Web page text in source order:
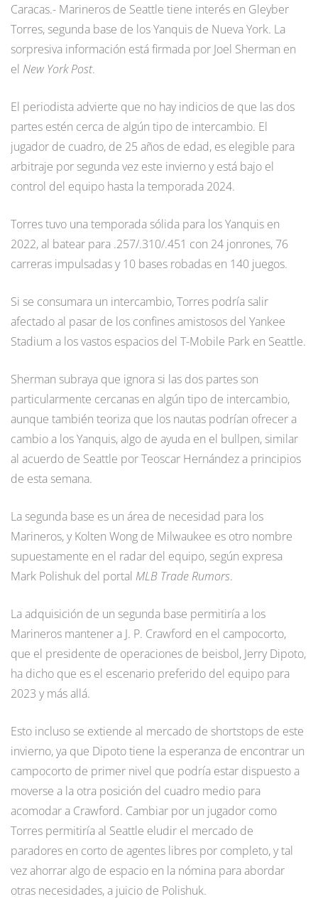
Caracas.- Marineros de Seattle tiene interés en Gleyber
Torres, segunda base de los Yanquis de Nueva York. La
sorpresiva información está firmada por Joel Sherman en
el New York Post.
El periodista advierte que no hay indicios de que las dos
partes estén cerca de algún tipo de intercambio. El
jugador de cuadro, de 25 años de edad, es elegible para
arbitraje por segunda vez este invierno y está bajo el
control del equipo hasta la temporada 2024.
Torres tuvo una temporada sólida para los Yanquis en
2022, al batear para .257/.310/.451 con 24 jonrones, 76
carreras impulsadas y 10 bases robadas en 140 juegos.
Si se consumara un intercambio, Torres podría salir
afectado al pasar de los confines amistosos del Yankee
Stadium a los vastos espacios del T-Mobile Park en Seattle.
Sherman subraya que ignora si las dos partes son
particularmente cercanas en algún tipo de intercambio,
aunque también teoriza que los nautas podrían ofrecer a
cambio a los Yanquis, algo de ayuda en el bullpen, similar
al acuerdo de Seattle por Teoscar Hernández a principios
de esta semana.
La segunda base es un área de necesidad para los
Marineros, y Kolten Wong de Milwaukee es otro nombre
supuestamente en el radar del equipo, según expresa
Mark Polishuk del portal MLB Trade Rumors.
La adquisición de un segunda base permitiría a los
Marineros mantener a J. P. Crawford en el campocorto,
que el presidente de operaciones de beisbol, Jerry Dipoto,
ha dicho que es el escenario preferido del equipo para
2023 y más allá.
Esto incluso se extiende al mercado de shortstops de este
invierno, ya que Dipoto tiene la esperanza de encontrar un
campocorto de primer nivel que podría estar dispuesto a
moverse a la otra posición del cuadro medio para
acomodar a Crawford. Cambiar por un jugador como
Torres permitiría al Seattle eludir el mercado de
paradores en corto de agentes libres por completo, y tal
vez ahorrar algo de espacio en la nómina para abordar
otras necesidades, a juicio de Polishuk.